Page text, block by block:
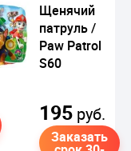
Щенячий
патруль /
Paw Patrol
S60
195 руб.
Заказать